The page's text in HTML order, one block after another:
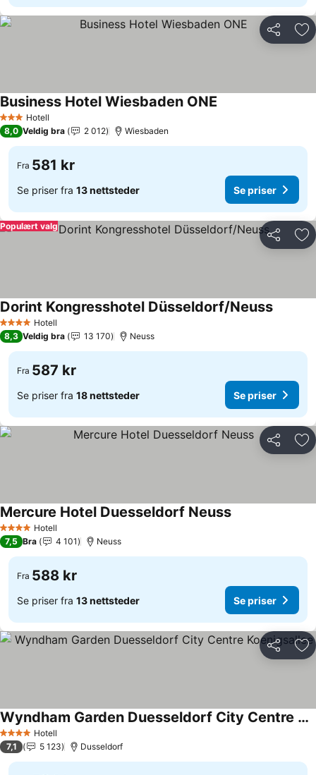
Del
3 StjernerHotell
Business Hotel Wiesbaden ONE
8,0 Veldig bra 2 012 Wiesbaden
Fra 581 kr
Se priser fra 13 nettsteder Se priser
Del
Populært valg
4 StjernerHotell
Dorint Kongresshotel Düsseldorf/NeussSe
8,3 Veldig bra 13 170 Neuss
Fra 587 kr
Se priser fra 18 nettsteder Se priser
Del
4 StjernerHotell
Mercure Hotel Duesseldorf NeussSe priser
7,5 Bra 4 101 Neuss
Fra 588 kr
Se priser fra 13 nettsteder Se priser
Del
4 StjernerHotell
Wyndham Garden Duesseldorf City Centre Koenigsallee
Se priser
7,1 5 123 Dusseldorf